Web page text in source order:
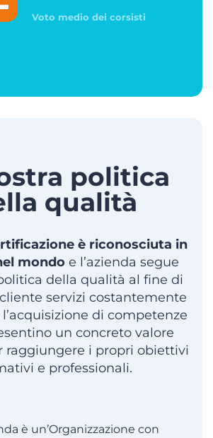
Voto medio dei corsisti
politica
qualità
è riconosciuta in
mondoe l’azienda segue
della qualità al fine di
servizi costantemente
di competenze
un concreto valore
raggiungere i propri obiettivi
e professionali.
è un’Organizzazione con